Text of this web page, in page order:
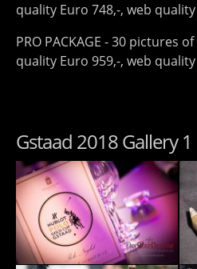
quality Euro 748,-, web
PRO PACKAGE - 30 pictures
quality Euro 959,-, web
Gstaad 2018 Gallery 1